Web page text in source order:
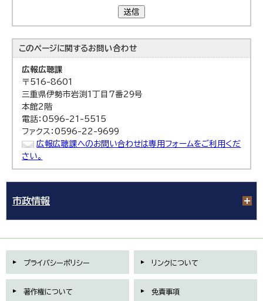
送信
このページに関するお問い合わせ
広報広聴課
〒516-8601
三重県伊勢市岩渕1丁目7番29号
本館2階
電話：0596-21-5515
ファクス：0596-22-9699
広報広聴課へのお問い合わせは専用フォームをご利用くだ
さい。
市政情報
プライバシーポリシー リンクについて
著作権について 免責事項